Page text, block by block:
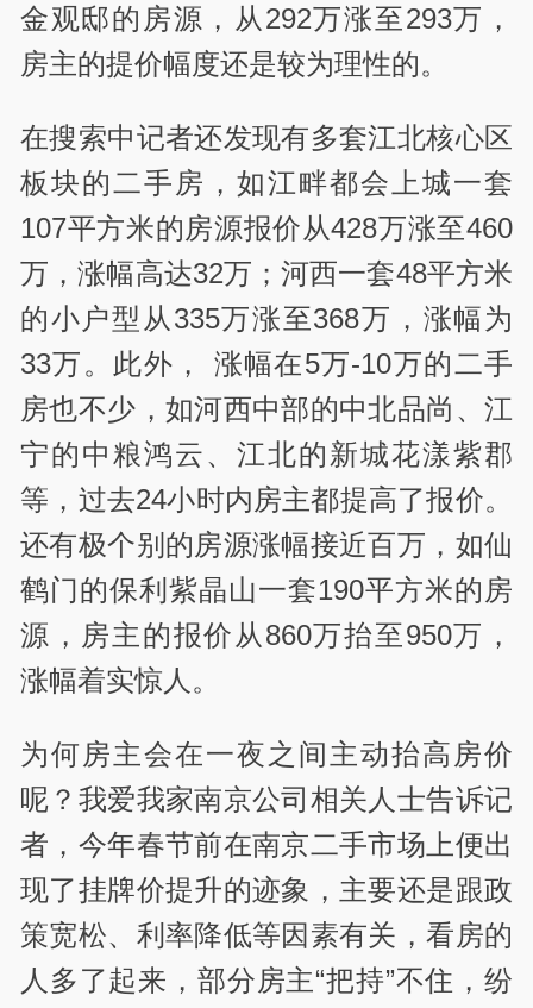
金观邸的房源，从292万涨至293万，
房主的提价幅度还是较为理性的。
在搜索中记者还发现有多套江北核心区
板块的二手房，如江畔都会上城一套
107平方米的房源报价从428万涨至460
万，涨幅高达32万；河西一套48平方米
的小户型从335万涨至368万，涨幅为
33万。此外， 涨幅在5万-10万的二手
房也不少，如河西中部的中北品尚、江
宁的中粮鸿云、江北的新城花漾紫郡
等，过去24小时内房主都提高了报价。
还有极个别的房源涨幅接近百万，如仙
鹤门的保利紫晶山一套190平方米的房
源，房主的报价从860万抬至950万，
涨幅着实惊人。
为何房主会在一夜之间主动抬高房价
呢？我爱我家南京公司相关人士告诉记
者，今年春节前在南京二手市场上便出
现了挂牌价提升的迹象，主要还是跟政
策宽松、利率降低等因素有关，看房的
人多了起来，部分房主“把持”不住，纷